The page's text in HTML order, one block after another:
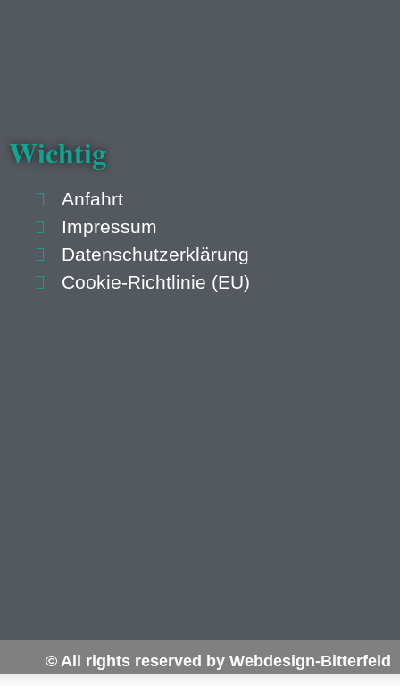
Wichtig
Anfahrt
Impressum
Datenschutzerklärung
Cookie-Richtlinie (EU)
© All rights reserved by Webdesign-Bitterfeld